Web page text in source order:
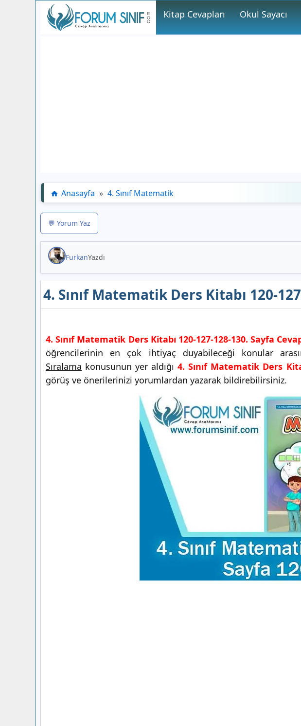
Kitap Cevapları Okul Sayacı
Anasayfa » 4. Sınıf Matematik
💬 Yorum Yaz
FurkanYazdı
4. Sınıf Matematik Ders Kitabı 120-
4. Sınıf Matematik Ders Kitabı 120-127-128-130. Sayfa
öğrencilerinin en çok ihtiyaç duyabileceği konular
Sıralama konusunun yer aldığı4. Sınıf Matematik Ders
görüş ve önerilerinizi yorumlardan yazarak bildirebilirsiniz.